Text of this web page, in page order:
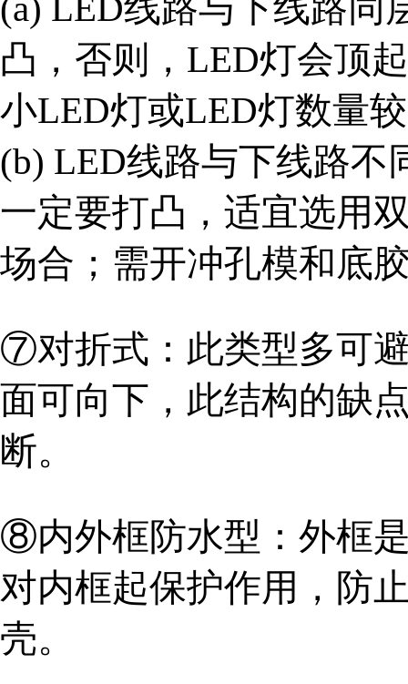
凸，否则，LED灯会顶
小LED灯或LED灯数量
(b) LED线路与下线路不
一定要打凸，适宜选用
场合；需开冲孔模和底
⑦对折式：此类型多可
面可向下，此结构的缺
断。
⑧内外框防水型：外框
对内框起保护作用，防
壳。